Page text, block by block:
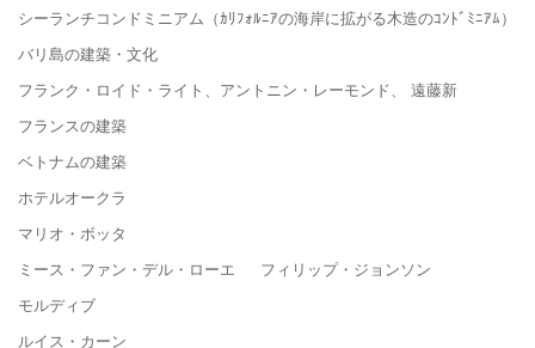
シーランチコンドミニアム（ｶﾘﾌｫﾙﾆｱの海岸に拡がる木造のｺﾝﾄﾞﾐﾆｱﾑ）
バリ島の建築・文化
フランク・ロイド・ライト、アントニン・レーモンド、 遠藤新
フランスの建築
ベトナムの建築
ホテルオークラ
マリオ・ボッタ
ミース・ファン・デル・ローエ フィリップ・ジョンソン
モルディブ
ルイス・カーン